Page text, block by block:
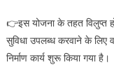
👉इस योजना के तहत विलुप्त
सुविधा उपलब्ध करवाने के
निर्माण कार्य शुरू किया गया है।